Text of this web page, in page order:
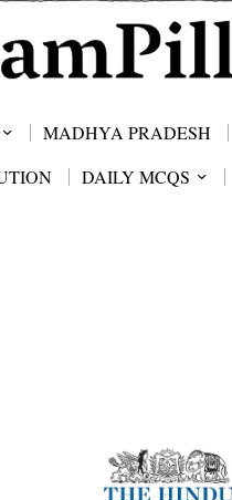
MADHYA PRADESH
DAILY MCQS